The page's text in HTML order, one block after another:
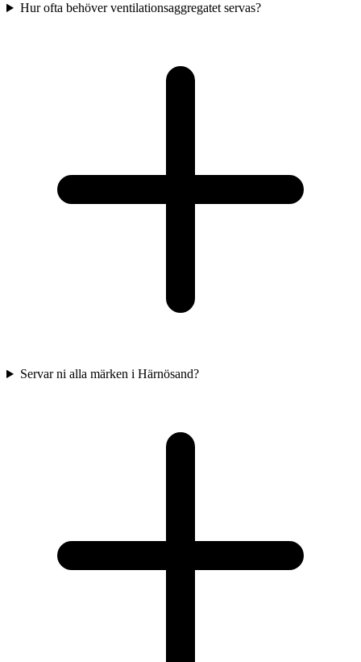
Hur ofta behöver ventilationsaggregatet servas?
Servar ni alla märken i Härnösand?